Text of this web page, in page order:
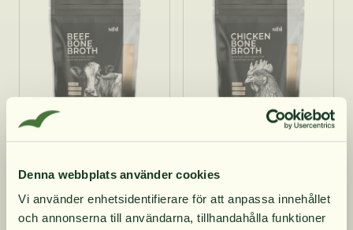
Denna webbplats använder cookies
Vi använder enhetsidentifierare för att anpassa innehållet
och annonserna till användarna, tillhandahålla funktioner
STHL Biffbuljong påse
46 kr
STHL Kycklingbuljong
46 kr